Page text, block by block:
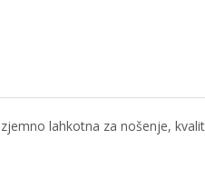
lahkotna za nošenje,